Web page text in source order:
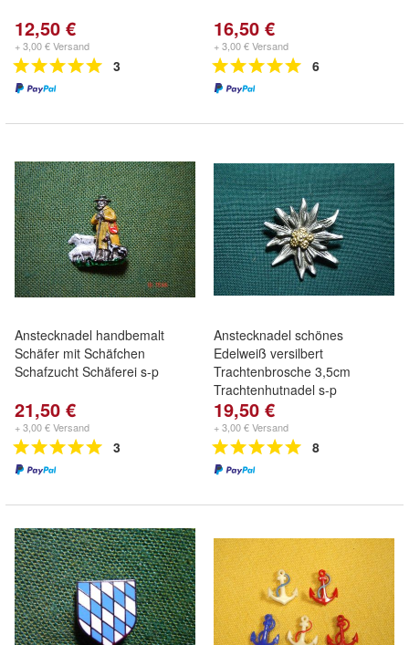
12,50 €
+ 3,00 € Versand
3
16,50 €
+ 3,00 € Versand
6
Anstecknadel handbemalt
Schäfer mit Schäfchen
Schafzucht Schäferei s-p
21,50 €
+ 3,00 € Versand
3
Anstecknadel schönes
Edelweiß versilbert
Trachtenbrosche 3,5cm
Trachtenhutnadel s-p
19,50 €
+ 3,00 € Versand
8